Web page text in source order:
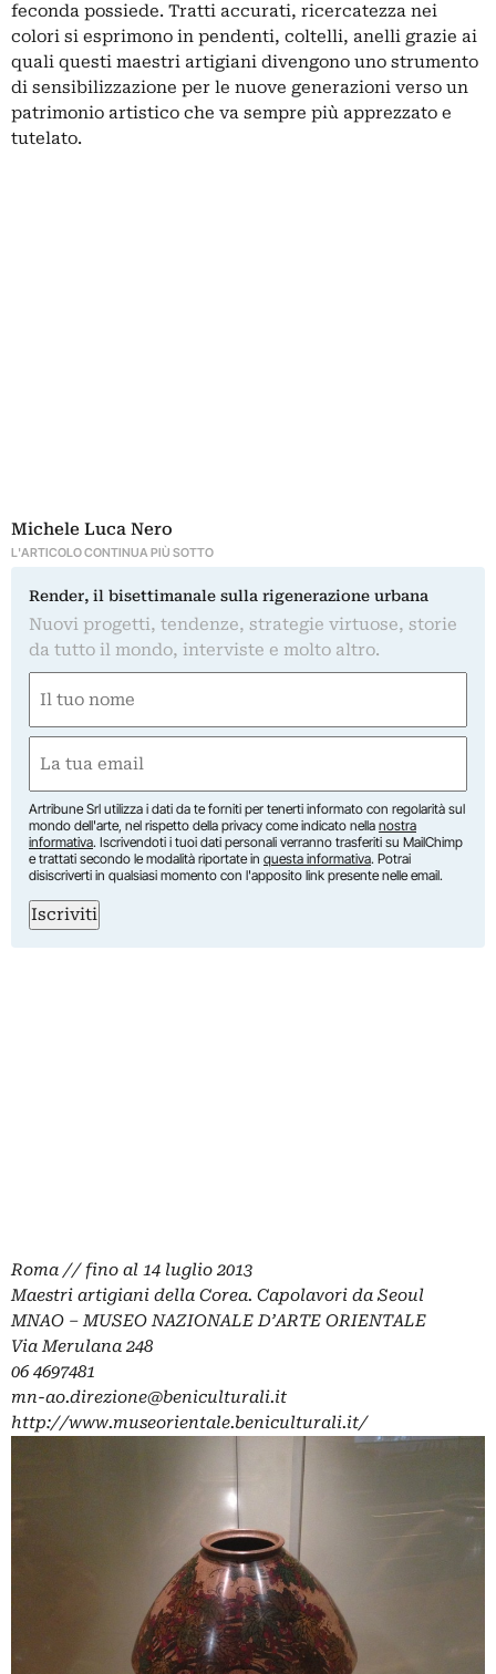
feconda possiede. Tratti accurati, ricercatezza nei
colori si esprimono in pendenti, coltelli, anelli grazie ai
quali questi maestri artigiani divengono uno strumento
di sensibilizzazione per le nuove generazioni verso un
patrimonio artistico che va sempre più apprezzato e
tutelato.
Michele Luca Nero
L'ARTICOLO CONTINUA PIÙ SOTTO
Render, il bisettimanale sulla rigenerazione urbana
Nuovi progetti, tendenze, strategie virtuose, storie
da tutto il mondo, interviste e molto altro.
(Obbligatorio)
Nome
(Obbligatorio)
Artribune Srl utilizza i dati da te forniti per tenerti informato con regolarità sul
mondo dell'arte, nel rispetto della privacy come indicato nella nostra
informativa. Iscrivendoti i tuoi dati personali verranno trasferiti su MailChimp
e trattati secondo le modalità riportate in questa informativa. Potrai
disiscriverti in qualsiasi momento con l'apposito link presente nelle email.
Iscriviti
Roma // fino al 14 luglio 2013
Maestri artigiani della Corea. Capolavori da Seoul
MNAO – MUSEO NAZIONALE D’ARTE ORIENTALE
Via Merulana 248
06 4697481
mn-ao.direzione@beniculturali.it
http://www.museorientale.beniculturali.it/